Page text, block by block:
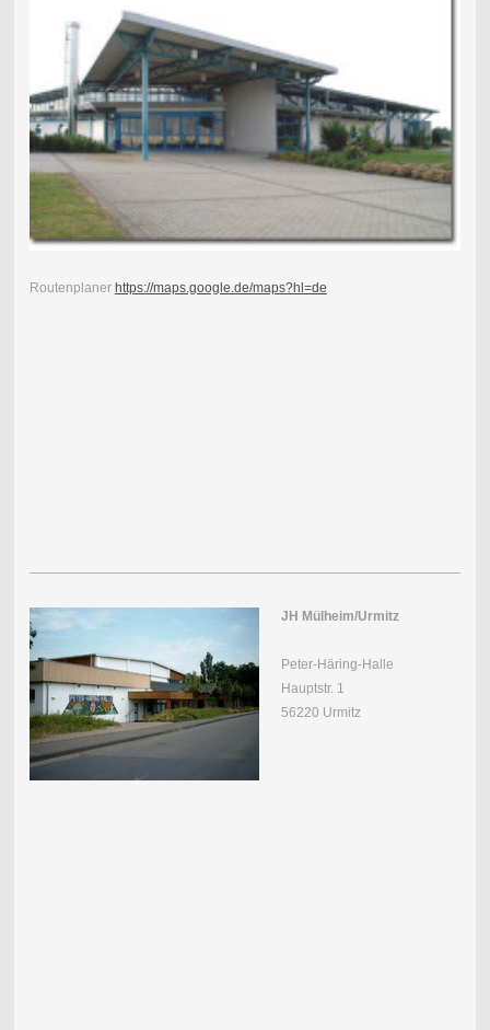
Routenplaner https://maps.google.de/maps?hl=de
JH Mülheim/Urmitz
Peter-Häring-Halle
Hauptstr. 1
56220 Urmitz